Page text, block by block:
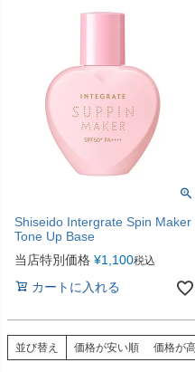
Shiseido Intergrate Spin Maker
Tone Up Base
当店特別価格 ¥1,100税込
カートに入れる
並び替え 価格が安い順 価格が